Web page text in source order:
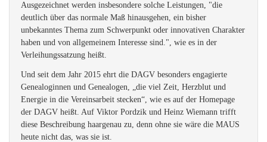
Ausgezeichnet werden insbesondere solche Leistungen, "die
deutlich über das normale Maß hinausgehen, ein bisher
unbekanntes Thema zum Schwerpunkt oder innovativen Charakter
haben und von allgemeinem Interesse sind.", wie es in der
Verleihungssatzung heißt.
Und seit dem Jahr 2015 ehrt die DAGV besonders engagierte
Genealoginnen und Genealogen, „die viel Zeit, Herzblut und
Energie in die Vereinsarbeit stecken“, wie es auf der Homepage
der DAGV heißt. Auf Viktor Pordzik und Heinz Wiemann trifft
diese Beschreibung haargenau zu, denn ohne sie wäre die MAUS
heute nicht das, was sie ist.